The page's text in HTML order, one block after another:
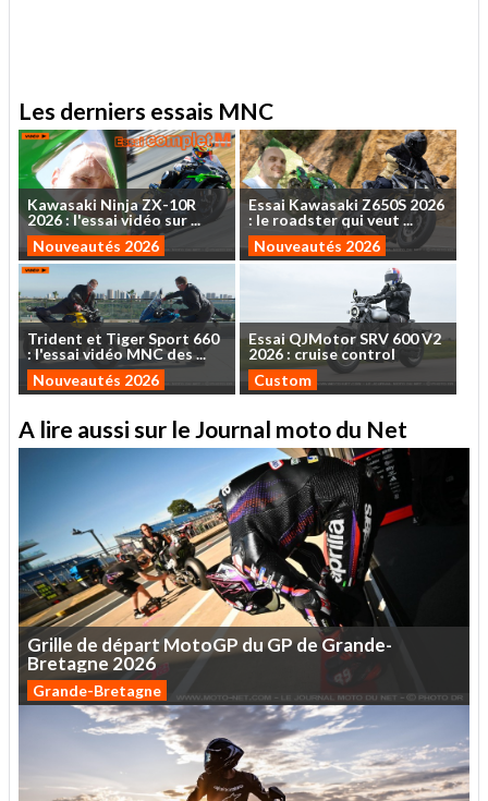
Les derniers essais MNC
Kawasaki NinjaZX-10R
2026: l'essaividéo sur...
Nouveautés 2026
Essai Kawasaki Z650S 2026
: le roadsterquiveut ...
Nouveautés 2026
Trident et TigerSport 660
: l'essaividéo MNCdes...
Nouveautés 2026
EssaiQJMotorSRV 600V2
2026 : cruise control
Custom
A lire aussi sur le Journal moto du Net
Grille de départ MotoGP duGPdeGrande-
Bretagne 2026
Grande-Bretagne